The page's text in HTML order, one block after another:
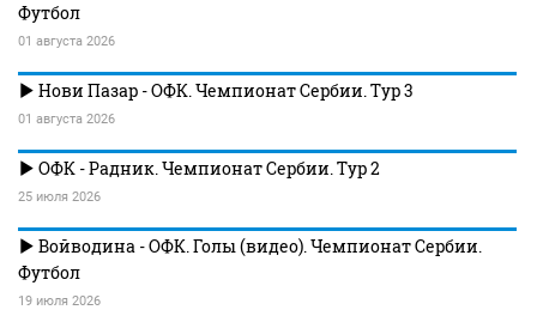
Футбол
01 августа 2026
Нови Пазар - ОФК. Чемпионат Сербии. Тур 3
01 августа 2026
ОФК - Радник. Чемпионат Сербии. Тур 2
25 июля 2026
Войводина - ОФК. Голы (видео). Чемпионат Сербии.
Футбол
19 июля 2026